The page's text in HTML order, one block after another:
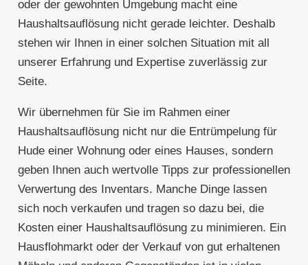
oder der gewohnten Umgebung macht eine
Haushaltsauflösung nicht gerade leichter. Deshalb
stehen wir Ihnen in einer solchen Situation mit all
unserer Erfahrung und Expertise zuverlässig zur
Seite.
Wir übernehmen für Sie im Rahmen einer
Haushaltsauflösung nicht nur die Entrümpelung für
Hude einer Wohnung oder eines Hauses, sondern
geben Ihnen auch wertvolle Tipps zur professionellen
Verwertung des Inventars. Manche Dinge lassen
sich noch verkaufen und tragen so dazu bei, die
Kosten einer Haushaltsauflösung zu minimieren. Ein
Hausflohmarkt oder der Verkauf von gut erhaltenen